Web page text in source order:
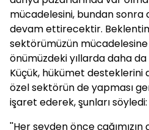
mücadelesini, bundan sonra
devam ettirecektir.
sektörümüzün
önümüzdeki yıllarda daha
Küçük, hükümet desteklerini
özel sektörün de yapması
işaret ederek, şunları söyledi:
''Her şeyden önce çağımızın